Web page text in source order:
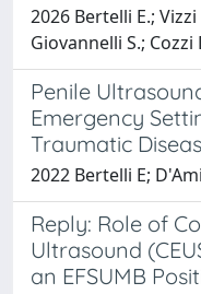
2026 Bertelli E.;
Giovannelli S.; Cozzi
Penile
Emergency
Traumatic
2022 Bertelli E;
Reply: Role of
Ultrasound
an EFSUMB